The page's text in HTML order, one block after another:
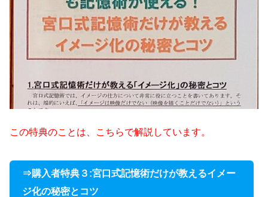
この特典のことは、こちらで解説しています。
⇒購入者特典３:宮口式記憶術だけが教えるイメー
ジ化の秘密とコツ